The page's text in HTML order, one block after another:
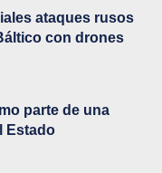
ataques rusos
con drones
parte de una
Estado